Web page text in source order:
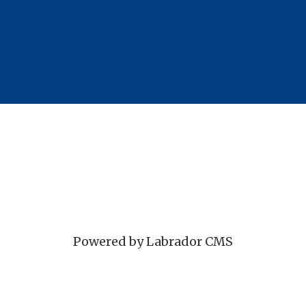
Powered by Labrador CMS